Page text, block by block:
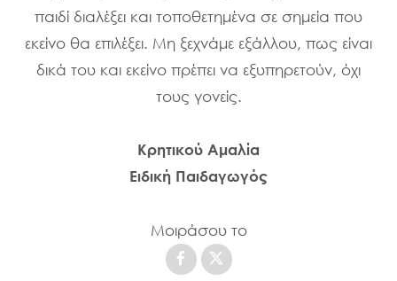
παιδί διαλέξει και τοποθετημένα σε σημεία που
εκείνο θα επιλέξει. Μη ξεχνάμε εξάλλου, πως είναι
δικά του και εκείνο πρέπει να εξυπηρετούν, όχι
τους γονείς.
Κρητικού Αμαλία
Ειδική Παιδαγωγός
Μοιράσου το